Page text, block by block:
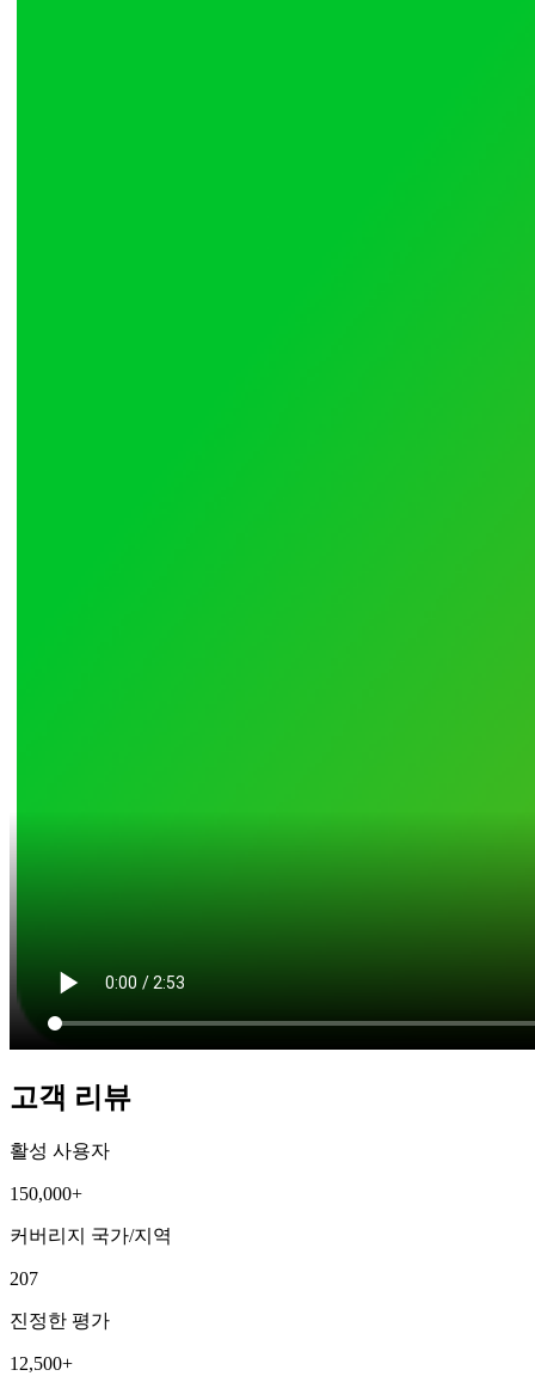
고객 리뷰
활성 사용자
150,000+
커버리지 국가/지역
207
진정한 평가
12,500+